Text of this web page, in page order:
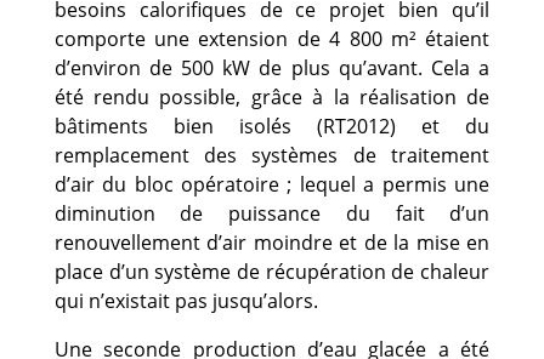
besoins calorifiques de ce projet bien qu’il
comporte une extension de 4 800 m² étaient
d’environ de 500 kW de plus qu’avant. Cela a
été rendu possible, grâce à la réalisation de
bâtiments bien isolés (RT2012) et du
remplacement des systèmes de traitement
d’air du bloc opératoire ; lequel a permis une
diminution de puissance du fait d’un
renouvellement d’air moindre et de la mise en
place d’un système de récupération de chaleur
qui n’existait pas jusqu’alors.
Une seconde production d’eau glacée a été